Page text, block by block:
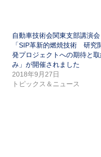
自動車技術会関東支部講演会
「SIP革新的燃焼技術 研究
発プロジェクトへの期待と
み」が開催されました
2018年9月27日
トピックス＆ニュース